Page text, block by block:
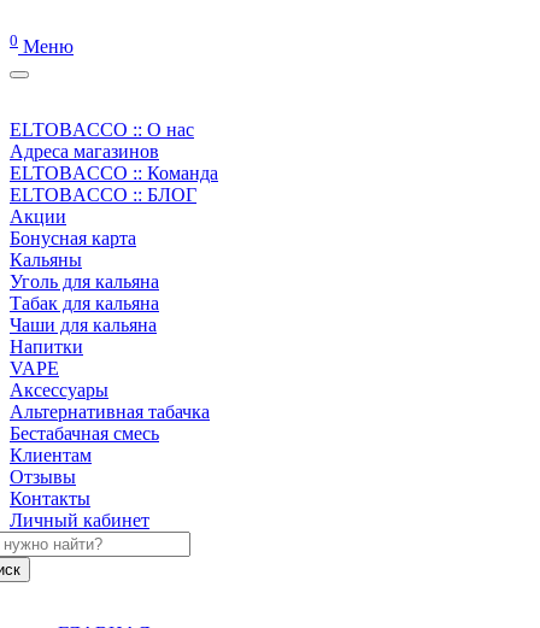
0 Меню
ELTOBACCO :: О нас
Адреса магазинов
ELTOBACCO :: Команда
ELTOBACCO :: БЛОГ
Акции
Бонусная карта
Кальяны
Уголь для кальяна
Табак для кальяна
Чаши для кальяна
Напитки
VAPE
Аксессуары
Альтернативная табачка
Бестабачная смесь
Клиентам
Отзывы
Контакты
Личный кабинет